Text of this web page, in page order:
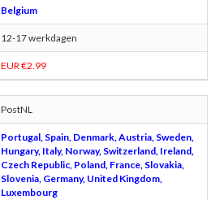
Belgium
12-17 werkdagen
EUR €2.99
PostNL
Portugal, Spain, Denmark, Austria, Sweden,
Hungary, Italy, Norway, Switzerland, Ireland,
Czech Republic, Poland, France, Slovakia,
Slovenia, Germany, United Kingdom,
Luxembourg